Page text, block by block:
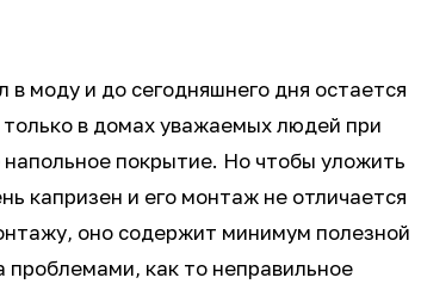
моду и до сегодняшнего дня остается
в домах уважаемых людей при
напольное покрытие. Но чтобы уложить
капризен и его монтаж не отличается
оно содержит минимум полезной
как то неправильное